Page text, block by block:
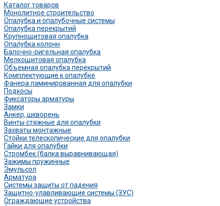
Каталог товаров
Монолитное строительство
Опалубка и опалубочные системы
Опалубка перекрытий
Крупнощитовая опалубка
Опалубка колонн
Балочно-ригельная опалубка
Мелкощитовая опалубка
Объемная опалубка перекрытий
Комплектующие к опалубке
Фанера ламинированная для опалубки
Подкосы
Фиксаторы арматуры
Замки
Анкер, шкворень
Винты стяжные для опалубки
Захваты монтажные
Стойки телескопические для опалубки
Гайки для опалубки
Стромбек (балка выравнивающая)
Зажимы пружинные
Эмульсол
Арматура
Системы защиты от падения
Защитно-улавливающие системы (ЗУС)
Ограждающие устройства